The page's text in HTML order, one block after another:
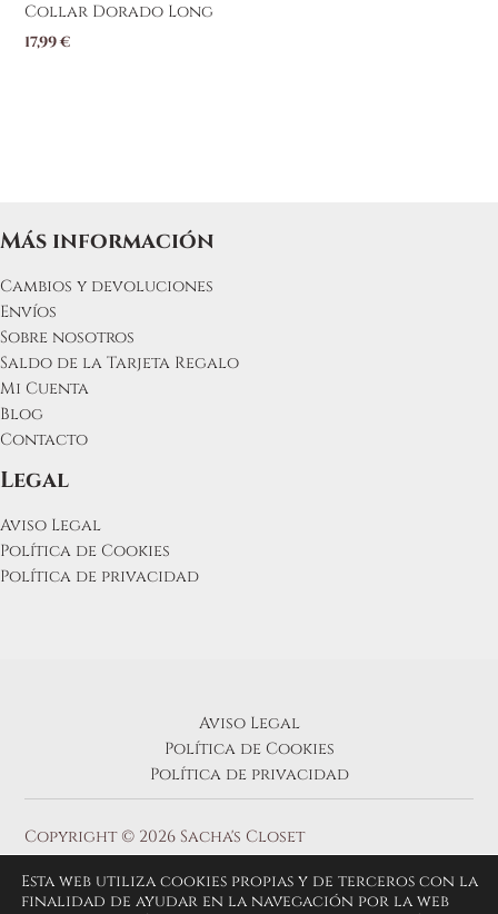
Collar Dorado Long
17,99€
Más información
Cambios y devoluciones
Envíos
Sobre nosotros
Saldo de la Tarjeta Regalo
Mi Cuenta
Blog
Contacto
Legal
Aviso Legal
Política de Cookies
Política de privacidad
Aviso Legal
Política de Cookies
Política de privacidad
Copyright © 2026 Sacha's Closet
Esta web utiliza cookies propias y de terceros con la
finalidad de ayudar en la navegación por la web